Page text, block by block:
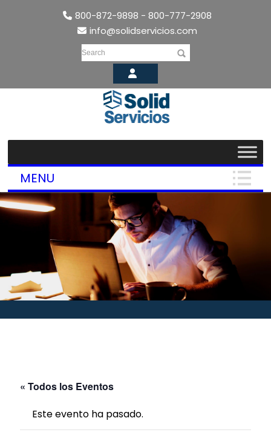
800-872-9898 - 800-777-2908
info@solidservicios.com
Search
MENU
« Todos los Eventos
Este evento ha pasado.